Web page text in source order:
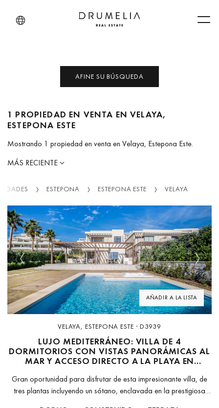
AFINE SU BÚSQUEDA
1 PROPIEDAD EN VENTA EN VELAYA,
ESTEPONA ESTE
Mostrando 1 propiedad en venta en Velaya, Estepona Este.
MÁS RECIENTE
ESTEPONA ESTEPONA ESTE VELAYA
AÑADIR A LA LISTA
Previous Next
VELAYA, ESTEPONA ESTE · D3939
LUJO MEDITERRÁNEO: VILLA DE 4
DORMITORIOS CON VISTAS PANORÁMICAS AL
MAR Y ACCESO DIRECTO A LA PLAYA EN
Gran oportunidad para disfrutar de esta impresionante villa, de
tres plantas incluyendo un sótano, enclavada en la prestigiosa